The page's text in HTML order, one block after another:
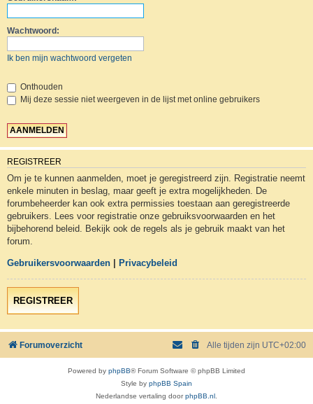
Wachtwoord:
Ik ben mijn wachtwoord vergeten
Onthouden
Mij deze sessie niet weergeven in de lijst met online gebruikers
REGISTREER
Om je te kunnen aanmelden, moet je geregistreerd zijn. Registratie neemt
enkele minuten in beslag, maar geeft je extra mogelijkheden. De
forumbeheerder kan ook extra permissies toestaan aan geregistreerde
gebruikers. Lees voor registratie onze gebruiksvoorwaarden en het
bijbehorend beleid. Bekijk ook de regels als je gebruik maakt van het
forum.
Gebruikersvoorwaarden Privacybeleid
REGISTREER
Forumoverzicht Alle tijden zijn UTC+02:00
Powered by phpBB® Forum Software © phpBB Limited
Style by phpBB Spain
Nederlandse vertaling doorphpBB.nl .